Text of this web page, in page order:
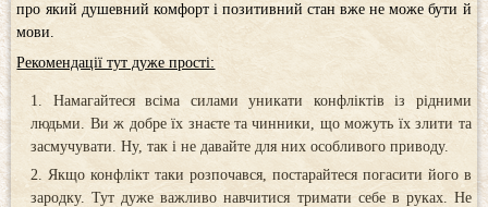
про який душевний комфорт і позитивний стан вже не може бути й
мови.
Рекомендації тут дуже прості:
Намагайтеся всіма силами уникати конфліктів із рідними
людьми. Ви ж добре їх знаєте та чинники, що можуть їх злити та
засмучувати. Ну, так і не давайте для них особливого приводу.
Якщо конфлікт таки розпочався, постарайтеся погасити його в
зародку. Тут дуже важливо навчитися тримати себе в руках. Не